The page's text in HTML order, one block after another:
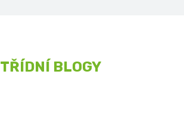
TŘÍDNÍ BLOGY